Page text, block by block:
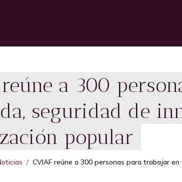
reúne a 300
seguridad de
popular
CVIAF reúne a 300 personas para trabajar